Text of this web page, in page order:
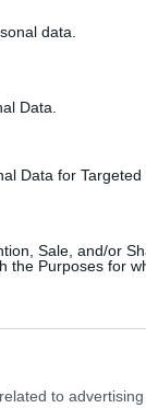
data.
Data.
Data for Targeted
Sale, and/or
the Purposes for
to